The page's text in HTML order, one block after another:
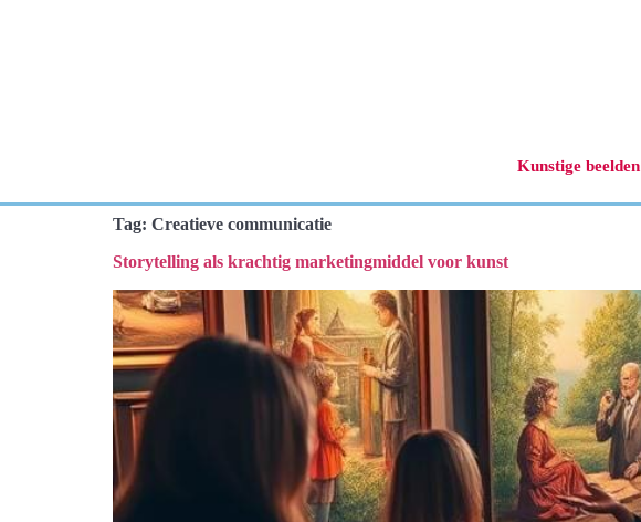
Kunstige beelden
Tag: Creatieve communicatie
Storytelling als krachtig marketingmiddel voor kunst